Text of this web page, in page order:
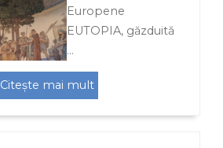
Europene
EUTOPIA, găzduită
…
Citește mai mult